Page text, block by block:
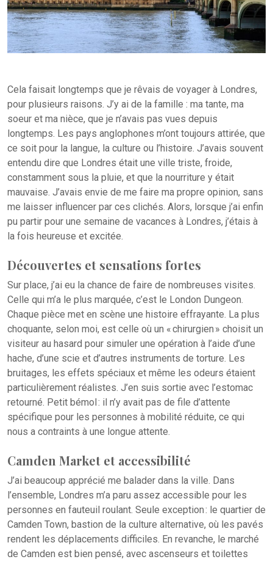
Cela faisait longtemps que je rêvais de voyager à Londres,
pour plusieurs raisons. J’y ai de la famille : ma tante, ma
soeur et ma nièce, que je n’avais pas vues depuis
longtemps. Les pays anglophones m’ont toujours attirée, que
ce soit pour la langue, la culture ou l’histoire. J’avais souvent
entendu dire que Londres était une ville triste, froide,
constamment sous la pluie, et que la nourriture y était
mauvaise. J’avais envie de me faire ma propre opinion, sans
me laisser influencer par ces clichés. Alors, lorsque j’ai enfin
pu partir pour une semaine de vacances à Londres, j’étais à
la fois heureuse et excitée.
Découvertes et sensations fortes
Sur place, j’ai eu la chance de faire de nombreuses visites.
Celle qui m’a le plus marquée, c’est le London Dungeon.
Chaque pièce met en scène une histoire effrayante. La plus
choquante, selon moi, est celle où un « chirurgien » choisit un
visiteur au hasard pour simuler une opération à l’aide d’une
hache, d’une scie et d’autres instruments de torture. Les
bruitages, les effets spéciaux et même les odeurs étaient
particulièrement réalistes. J’en suis sortie avec l’estomac
retourné. Petit bémol : il n’y avait pas de file d’attente
spécifique pour les personnes à mobilité réduite, ce qui
nous a contraints à une longue attente.
Camden Market et accessibilité
J’ai beaucoup apprécié me balader dans la ville. Dans
l’ensemble, Londres m’a paru assez accessible pour les
personnes en fauteuil roulant. Seule exception : le quartier de
Camden Town, bastion de la culture alternative, où les pavés
rendent les déplacements difficiles. En revanche, le marché
de Camden est bien pensé, avec ascenseurs et toilettes